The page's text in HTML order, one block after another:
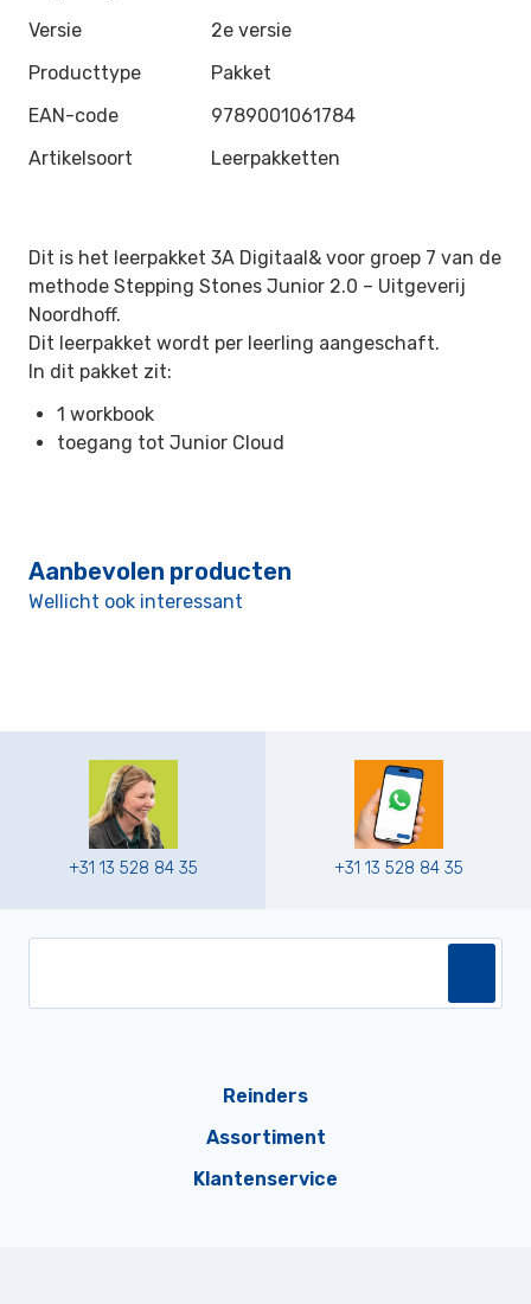
Versie
2e versie
Producttype
Pakket
EAN-code
9789001061784
Artikelsoort
Leerpakketten
Dit is het leerpakket 3A Digitaal& voor groep 7 van de
methode Stepping Stones Junior 2.0 – Uitgeverij
Noordhoff.
Dit leerpakket wordt per leerling aangeschaft.
In dit pakket zit:
1 workbook
toegang tot Junior Cloud
Aanbevolen producten
Wellicht ook interessant
+31 13 528 84 35 +31 13 528 84 35
Reinders
Assortiment
Klantenservice